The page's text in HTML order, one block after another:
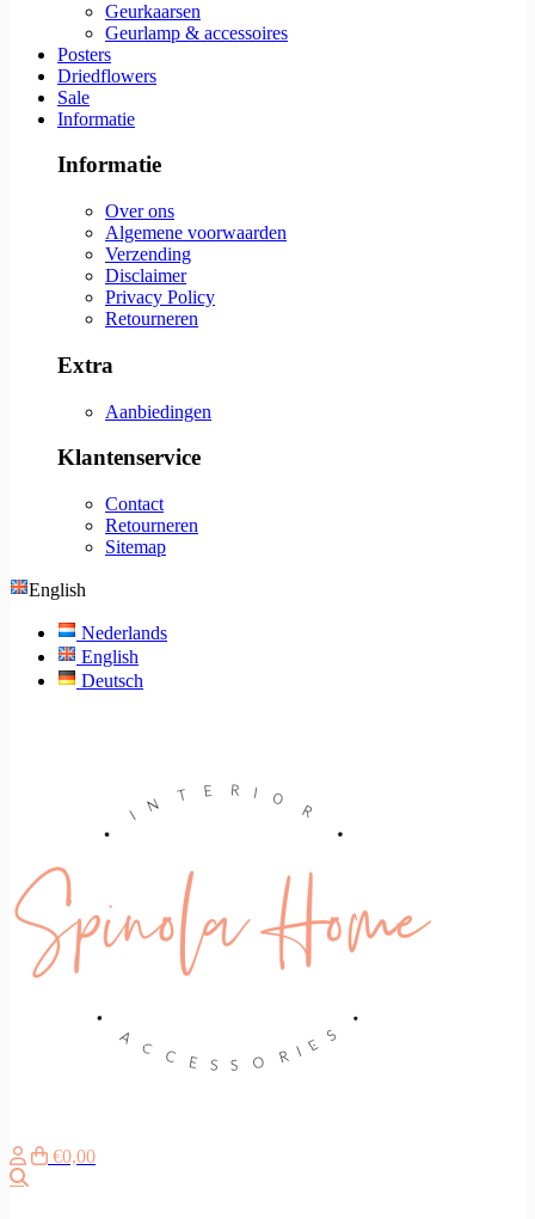
Geurkaarsen
Geurlamp & accessoires
Posters
Driedflowers
Sale
Informatie
Informatie
Over ons
Algemene voorwaarden
Verzending
Disclaimer
Privacy Policy
Retourneren
Extra
Aanbiedingen
Klantenservice
Contact
Retourneren
Sitemap
English
Nederlands
English
Deutsch
€0,00